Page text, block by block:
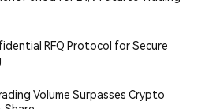
RFQ Protocol for Secure
Volume Surpasses Crypto